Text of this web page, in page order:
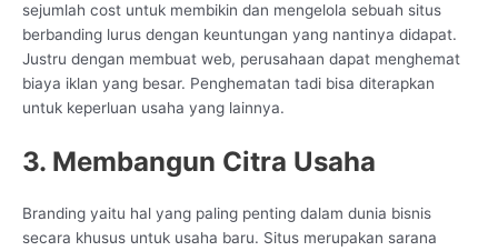
sejumlah cost untuk membikin dan mengelola sebuah situs
berbanding lurus dengan keuntungan yang nantinya didapat.
Justru dengan membuat web, perusahaan dapat menghemat
biaya iklan yang besar. Penghematan tadi bisa diterapkan
untuk keperluan usaha yang lainnya.
3. Membangun Citra Usaha
Branding yaitu hal yang paling penting dalam dunia bisnis
secara khusus untuk usaha baru. Situs merupakan sarana